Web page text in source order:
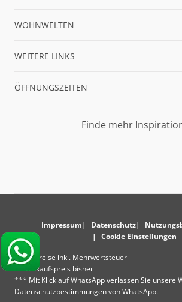
WOHNWELTEN
WEITERE LINKS
ÖFFNUNGSZEITEN
Finde mehr
Impressum Datenschutz
Cookie Einstellungen
* Alle Preise inkl. Mehrwertsteuer
** Verkaufspreis bisher
*** Mit Klick auf WhatsApp verlassen Sie unsere
Datenschutzbestimmungen von WhatsApp.